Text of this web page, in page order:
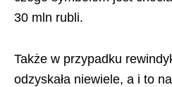
30 mln rubli.
Także w przypadku
odzyskała niewiele, a i to